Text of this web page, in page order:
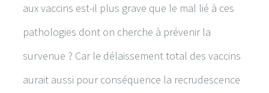
aux vaccins est-il plus grave que le mal lié à ces
pathologies dont on cherche à prévenir la
survenue ? Car le délaissement total des vaccins
aurait aussi pour conséquence la recrudescence